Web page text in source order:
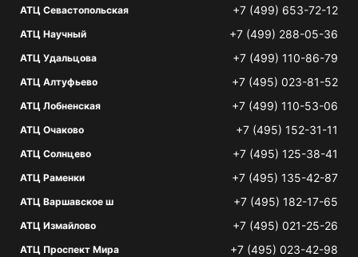
АТЦ Севастопольская +7 (499) 653-72-12
АТЦ Научный +7 (499) 288-05-36
АТЦ Удальцова +7 (499) 110-86-79
АТЦ Алтуфьево +7 (495) 023-81-52
АТЦ Лобненская +7 (499) 110-53-06
АТЦ Очаково +7 (495) 152-31-11
АТЦ Солнцево +7 (495) 125-38-41
АТЦ Раменки +7 (495) 135-42-87
АТЦ Варшавское ш +7 (495) 182-17-65
АТЦ Измайлово +7 (495) 021-25-26
АТЦ Проспект Мира +7 (495) 023-42-98